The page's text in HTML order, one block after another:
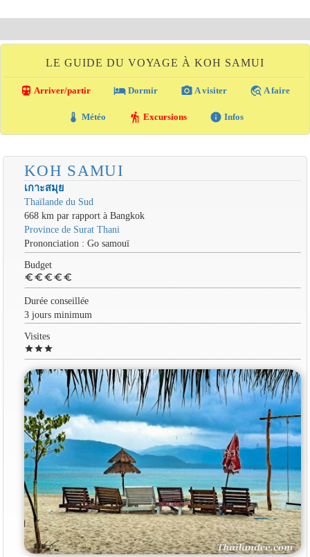
LE GUIDE DU VOYAGE À KOH SAMUI
directions_transit Arriver/partir local_hotel Dormir photo_camera A visiter travel_explore A faire
thermostat Météo hiking Excursions info Infos
KOH SAMUI
เกาะสมุย
Thaïlande du Sud
668 km par rapport à Bangkok
Province de Surat Thani
Prononciation : Go samouï
Budget
euro euro euro euro euro
Durée conseillée
3 jours minimum
Visites
starstarstar